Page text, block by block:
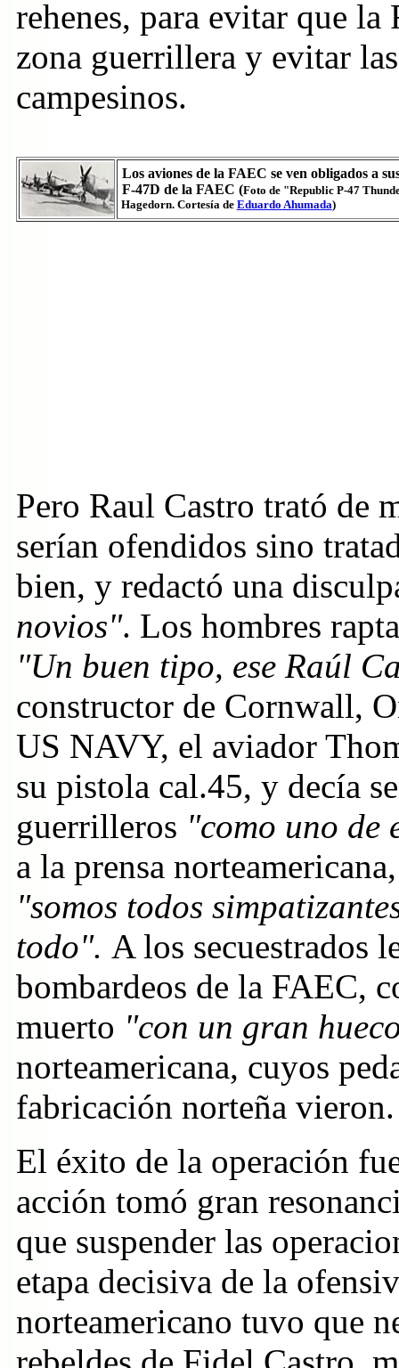
rehenes, para evitar que
zona guerrillera y evitar
campesinos.
Los aviones de la FAEC se ven obligados a
F-47D de la FAEC (Foto de "Republic P-47
Hagedorn. Cortesía de Eduardo Ahumada)
Pero Raul Castro trató de
serían ofendidos sino
bien, y redactó una
novios". Los hombres
"Un buen tipo, ese Raúl
constructor de Cornwall,
US NAVY, el aviador
su pistola cal.45, y decía
guerrilleros "como uno de
a la prensa
"somos todos
todo". A los secuestrados
bombardeos de la FAEC,
muerto "con un gran
norteamericana, cuyos
fabricación norteña
El éxito de la operación
acción tomó gran
que suspender las
etapa decisiva de la
norteamericano tuvo que